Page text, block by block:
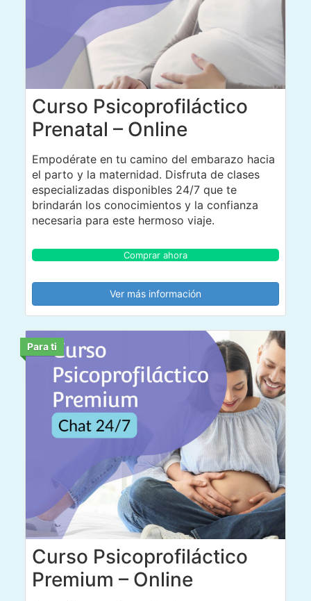
Curso Psicoprofiláctico
Prenatal – Online
Empodérate en tu camino del embarazo hacia
el parto y la maternidad. Disfruta de clases
especializadas disponibles 24/7 que te
brindarán los conocimientos y la confianza
necesaria para este hermoso viaje.
Comprar ahora
Ver más información
Para ti
Curso Psicoprofiláctico
Premium – Online